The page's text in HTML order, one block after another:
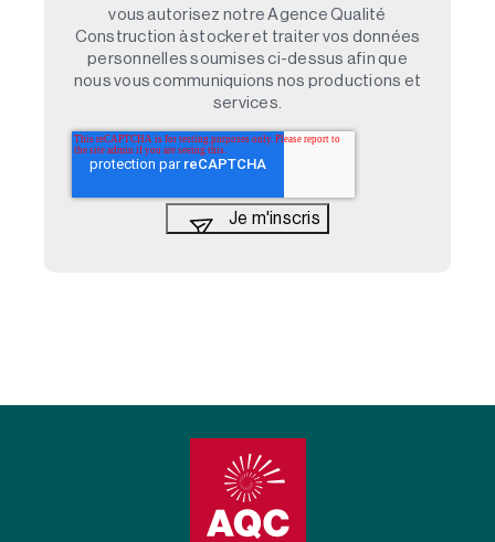
vous autorisez notre Agence Qualité
Construction à stocker et traiter vos données
personnelles soumises ci-dessus afin que
nous vous communiquions nos productions et
services.